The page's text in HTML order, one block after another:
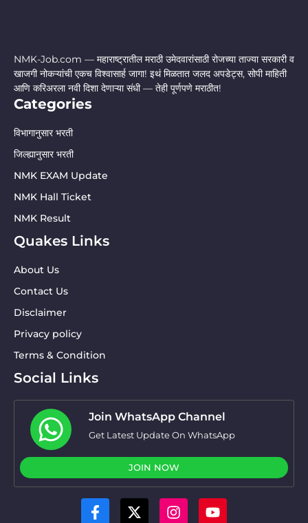
NMK-Job.com — महाराष्ट्रातील मराठी उमेदवारांसाठी रोजच्या ताज्या सरकारी व
खाजगी नोकऱ्यांची एकच विश्वासार्ह जागा! इथं मिळतात जलद अपडेट्स, सोपी माहिती
आणि करिअरला नवी दिशा देणाऱ्या संधी — तेही पूर्णपणे मराठीत!
Categories
विभागानुसार भरती
जिल्ह्यानुसार भरती
NMK EXAM Update
NMK Hall Ticket
NMK Result
Quakes Links
About Us
Contact Us
Disclaimer
Privacy policy
Terms & Condition
Social Links
Join WhatsApp Channel
Get Latest Update On WhatsApp
JOIN NOW